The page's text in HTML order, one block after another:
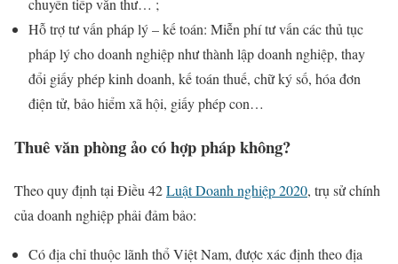
chuyển tiếp văn thư… ;
Hỗ trợ tư vấn pháp lý – kế toán: Miễn phí tư vấn các thủ tục
pháp lý cho doanh nghiệp như thành lập doanh nghiệp, thay
đổi giấy phép kinh doanh, kế toán thuế, chữ ký số, hóa đơn
điện tử, bảo hiểm xã hội, giấy phép con…
Thuê văn phòng ảo có hợp pháp không?
Theo quy định tại Điều 42Luật Doanh nghiệp 2020, trụ sử chính
của doanh nghiệp phải đảm bảo:
Có địa chỉ thuộc lãnh thổ Việt Nam, được xác định theo địa